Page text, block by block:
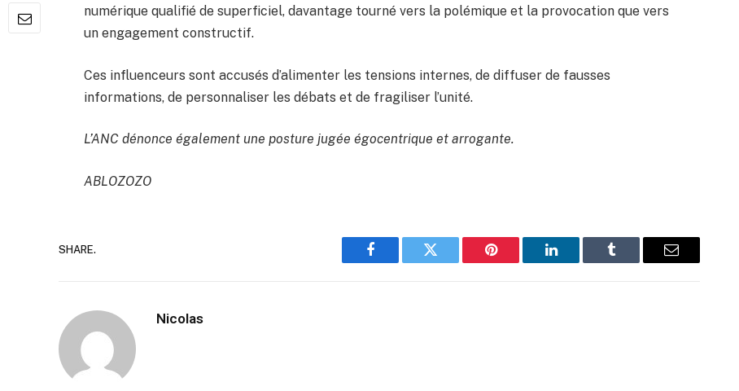
numérique qualifié de superficiel, davantage tourné vers la polémique et la provocation que vers
un engagement constructif.
Ces influenceurs sont accusés d’alimenter les tensions internes, de diffuser de fausses
informations, de personnaliser les débats et de fragiliser l’unité.
L’ANC dénonce également une posture jugée égocentrique et arrogante.
ABLOZOZO
SHARE.
Facebook Twitter Pinterest LinkedIn Tumblr Email
Nicolas